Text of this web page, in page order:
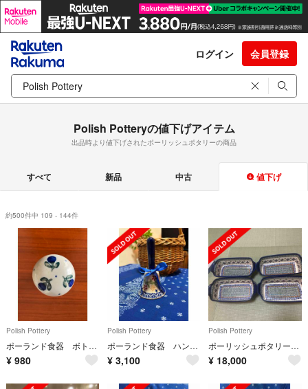
ログイン 会員登録
Polish Potteryの値下げアイテム
出品時より値下げされたポーリッシュポタリーの商品
すべて 新品 中古 値下げ
約500件中 109 - 144件
Polish Pottery
ポーランド食器 ボトルストッパー コルク栓
¥ 980
Polish Pottery
ポーランド食器 ハンドベル
¥ 3,100
Polish Pottery
ポーリッシュポタリー お皿 新品未使用 4枚
¥ 18,000